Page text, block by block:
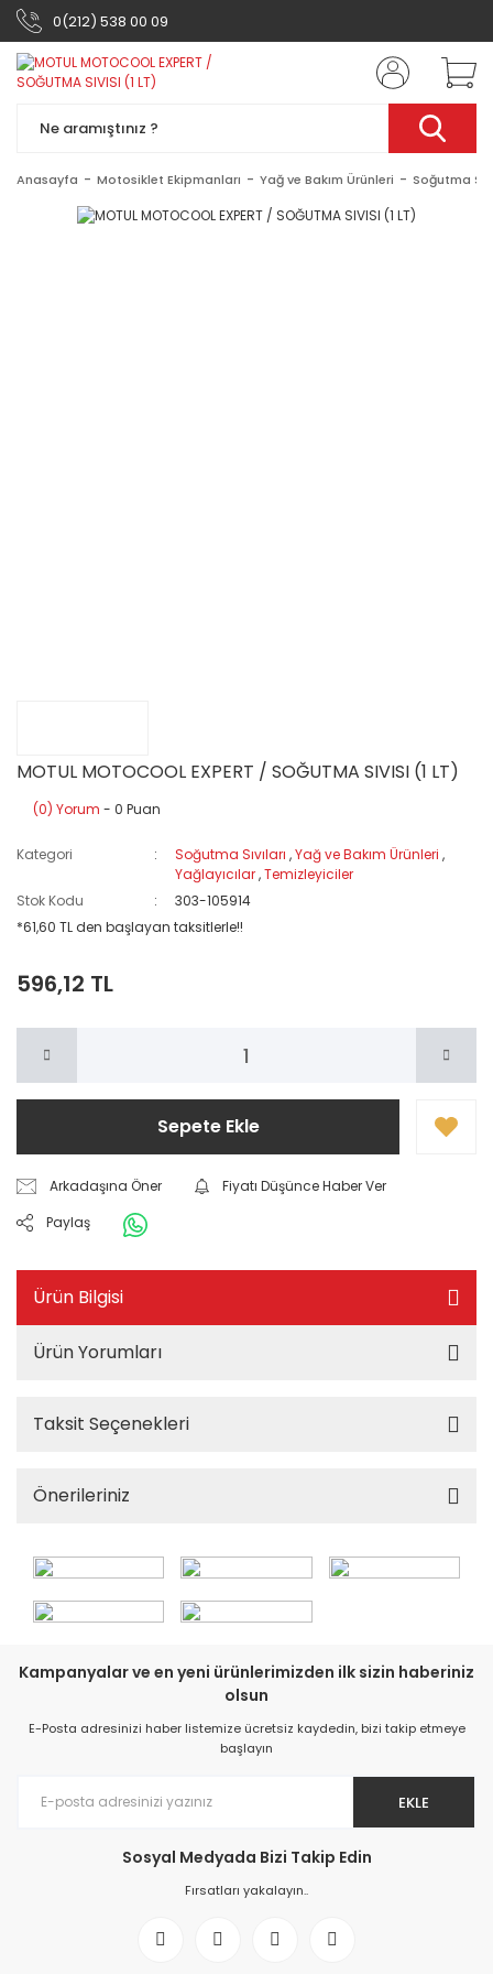
0(212) 538 00 09
Anasayfa Motosiklet Ekipmanları Yağ ve Bakım Ürünleri Soğutma
MOTUL MOTOCOOL EXPERT / SOĞUTMA SIVISI (1 LT)
(0) Yorum - 0 Puan
Kategori Soğutma Sıvıları ,Yağ ve Bakım Ürünleri ,
Yağlayıcılar,Temizleyiciler
Stok Kodu
303-105914
*61,60 TL den başlayan taksitlerle!!
596,12 TL
Sepete Ekle
Arkadaşına Öner
Fiyatı Düşünce Haber Ver
Paylaş
Ürün Bilgisi
Ürün Yorumları
Taksit Seçenekleri
Önerileriniz
Kampanyalar ve en yeni ürünlerimizden ilk sizin haberiniz
olsun
E-Posta adresinizi haber listemize ücretsiz kaydedin, bizi takip etmeye
başlayın
EKLE
Sosyal Medyada Bizi Takip Edin
Fırsatları yakalayın..